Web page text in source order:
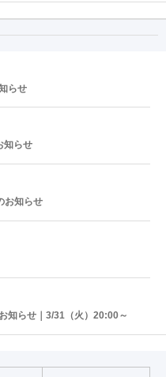
らせ
知らせ
お知らせ
知らせ｜3/31（火）20:00～